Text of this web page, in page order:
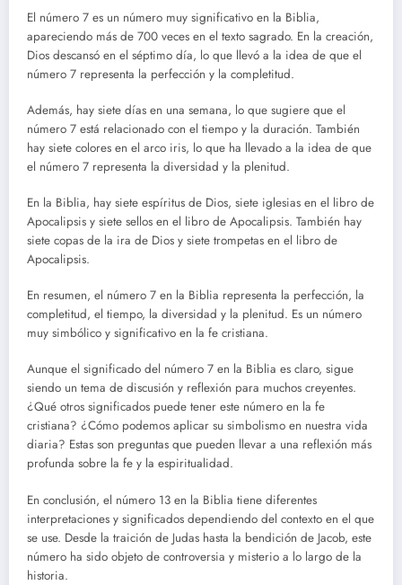
El número 7 es un número muy significativo en la Biblia,
apareciendo más de 700 veces en el texto sagrado. En la creación,
Dios descansó en el séptimo día, lo que llevó a la idea de que el
número 7 representa la perfección y la completitud.
Además, hay siete días en una semana, lo que sugiere que el
número 7 está relacionado con el tiempo y la duración. También
hay siete colores en el arco iris, lo que ha llevado a la idea de que
el número 7 representa la diversidad y la plenitud.
En la Biblia, hay siete espíritus de Dios, siete iglesias en el libro de
Apocalipsis y siete sellos en el libro de Apocalipsis. También hay
siete copas de la ira de Dios y siete trompetas en el libro de
Apocalipsis.
En resumen, el número 7 en la Biblia representa la perfección, la
completitud, el tiempo, la diversidad y la plenitud. Es un número
muy simbólico y significativo en la fe cristiana.
Aunque el significado del número 7 en la Biblia es claro, sigue
siendo un tema de discusión y reflexión para muchos creyentes.
¿Qué otros significados puede tener este número en la fe
cristiana? ¿Cómo podemos aplicar su simbolismo en nuestra vida
diaria? Estas son preguntas que pueden llevar a una reflexión más
profunda sobre la fe y la espiritualidad.
En conclusión, el número 13 en la Biblia tiene diferentes
interpretaciones y significados dependiendo del contexto en el que
se use. Desde la traición de Judas hasta la bendición de Jacob, este
número ha sido objeto de controversia y misterio a lo largo de la
historia.